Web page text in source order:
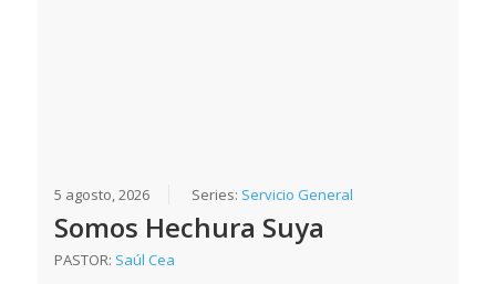
5 agosto, 2026 Series: Servicio General
Somos Hechura Suya
PASTOR: Saúl Cea